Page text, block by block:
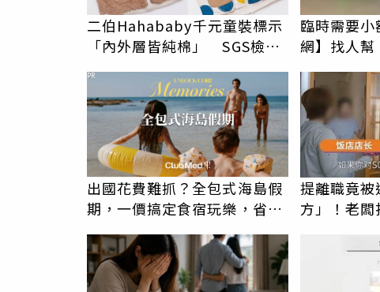
二伯Hahababy千元童裝標示
「內外層皆純棉」 SGS檢測
臨時需要
網】找人
出國花費難抓？全包式海島假
期，一價搞定食宿玩樂，省錢
更省心！
PR
提離職竟
方」！老